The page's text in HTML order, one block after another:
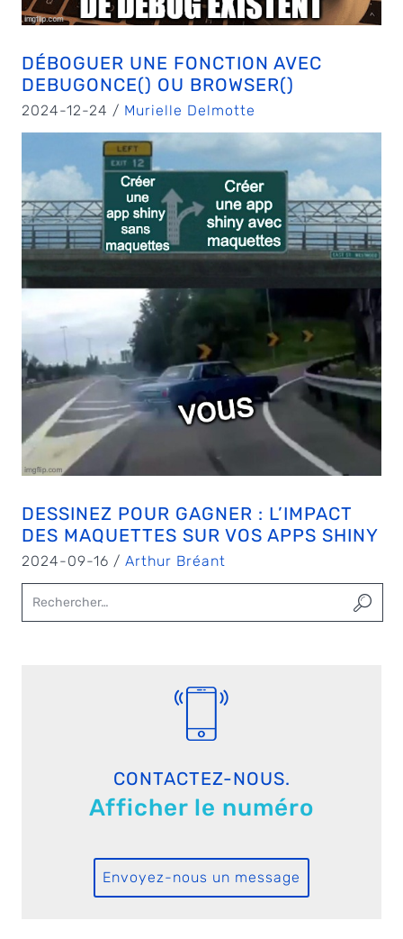
DÉBOGUER UNE FONCTION AVEC
DEBUGONCE() OU BROWSER()
2024-12-24 / Murielle Delmotte
DESSINEZ POUR GAGNER : L’IMPACT
DES MAQUETTES SUR VOS APPS SHINY
2024-09-16 / Arthur Bréant
CONTACTEZ-NOUS.
Afficher le numéro
Envoyez-nous un message